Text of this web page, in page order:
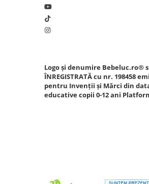
Cadou copii 3 ani
Cadou copii 4 ani
Cadou copii 7 ani
Cadou copii 8 ani
Logo și denumire Bebeluc.ro®
ÎNREGISTRATĂ cu nr. 198458
pentru Invenții și Mărci din data
educative copii 0-12 ani